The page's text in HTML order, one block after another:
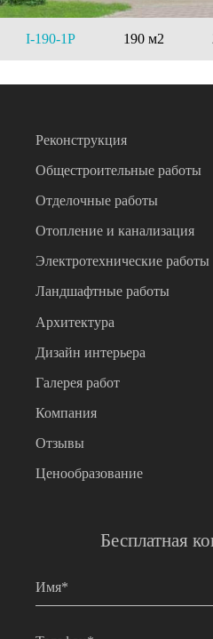
I-190-1P 190 м2
Реконструкция
Общестроительные работы
Отделочные работы
Отопление и канализация
Электротехнические работы
Ландшафтные работы
Архитектура
Дизайн интерьера
Галерея работ
Компания
Отзывы
Ценообразование
Бесплатная